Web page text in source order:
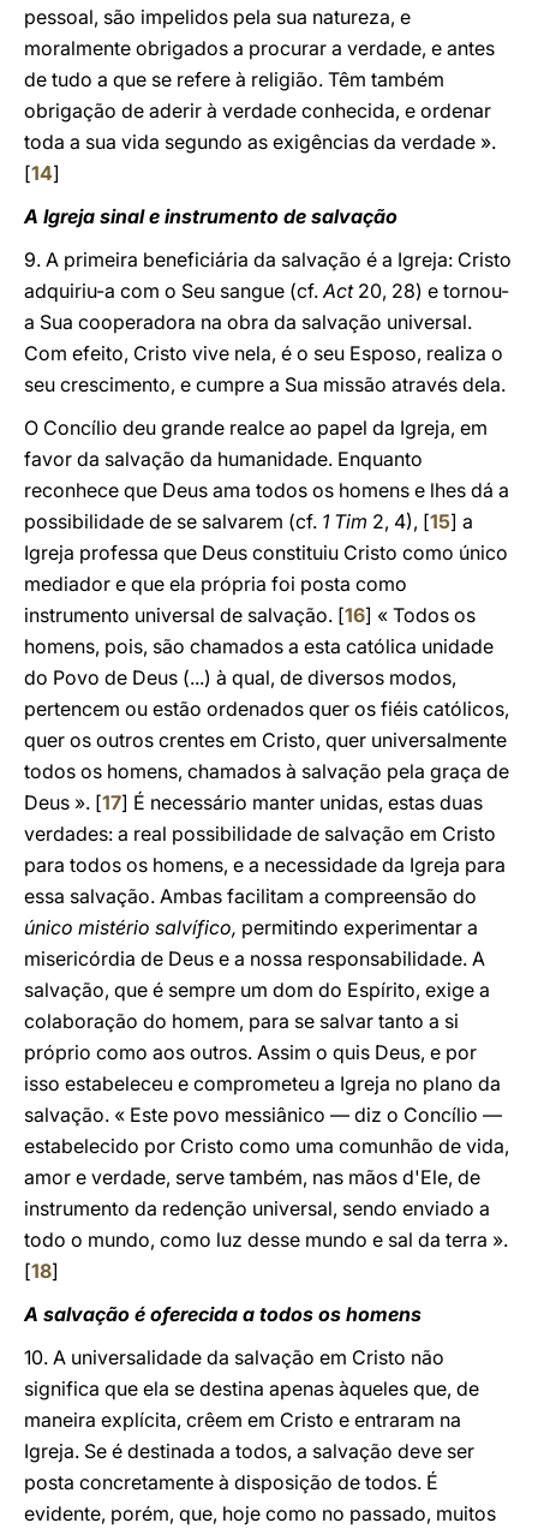
pessoal, são impelidos pela sua natureza, e
moralmente obrigados a procurar a verdade, e antes
de tudo a que se refere à religião. Têm também
obrigação de aderir à verdade conhecida, e ordenar
toda a sua vida segundo as exigências da verdade ».
[14]
A Igreja sinal e instrumento de salvação
9. A primeira beneficiária da salvação é a Igreja: Cristo
adquiriu-a com o Seu sangue (cf.Act20, 28) e tornou-
a Sua cooperadora na obra da salvação universal.
Com efeito, Cristo vive nela, é o seu Esposo, realiza o
seu crescimento, e cumpre a Sua missão através dela.
O Concílio deu grande realce ao papel da Igreja, em
favor da salvação da humanidade. Enquanto
reconhece que Deus ama todos os homens e lhes dá a
possibilidade de se salvarem (cf. 1 Tim 2, 4), [15] a
Igreja professa que Deus constituiu Cristo como único
mediador e que ela própria foi posta como
instrumento universal de salvação. [16] « Todos os
homens, pois, são chamados a esta católica unidade
do Povo de Deus (...) à qual, de diversos modos,
pertencem ou estão ordenados quer os fiéis católicos,
quer os outros crentes em Cristo, quer universalmente
todos os homens, chamados à salvação pela graça de
Deus ». [17] É necessário manter unidas, estas duas
verdades: a real possibilidade de salvação em Cristo
para todos os homens, e a necessidade da Igreja para
essa salvação. Ambas facilitam a compreensão do
único mistério salvífico, permitindo experimentar a
misericórdia de Deus e a nossa responsabilidade. A
salvação, que é sempre um dom do Espírito, exige a
colaboração do homem, para se salvar tanto a si
próprio como aos outros. Assim o quis Deus, e por
isso estabeleceu e comprometeu a Igreja no plano da
salvação. « Este povo messiânico — diz o Concílio —
estabelecido por Cristo como uma comunhão de vida,
amor e verdade, serve também, nas mãos d'Ele, de
instrumento da redenção universal, sendo enviado a
todo o mundo, como luz desse mundo e sal da terra ».
[18]
A salvação é oferecida a todos os homens
10. A universalidade da salvação em Cristo não
significa que ela se destina apenas àqueles que, de
maneira explícita, crêem em Cristo e entraram na
Igreja. Se é destinada a todos, a salvação deve ser
posta concretamente à disposição de todos. É
evidente, porém, que, hoje como no passado, muitos